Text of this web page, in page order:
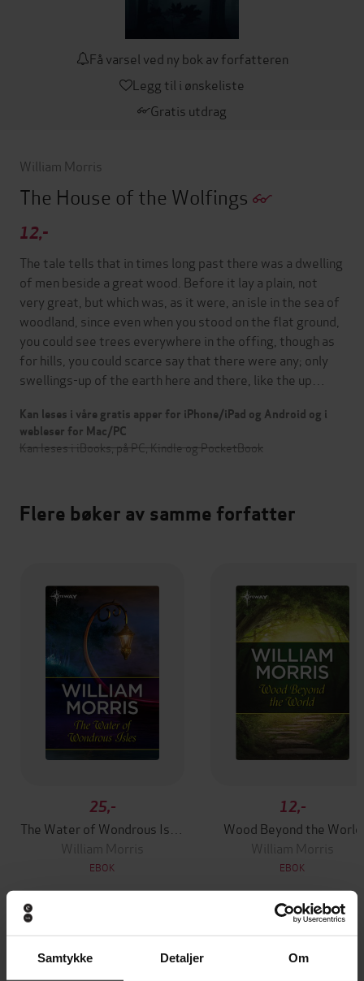
Samtykke Detaljer Om
Få varsel ved ny bok av forfatteren
Legg til i ønskeliste
Gratis utdrag
William Morris
The House of the Wolfings
12,-
The tale tells that in times long past there was a dwelling
of men beside a great wood. Before it lay a plain, not
very great, but which was, as it were, an isle in the sea of
woodland, since even when you stood on the flat ground,
you could see trees everywhere in the offing, though as
for hills, you could scarce say that there were any; only
swellings-up of the earth here and there, like the up…
Kan leses i våre gratis apper for iPhone/iPad og Android og i
webleser for Mac/PC
Kan leses i iBooks, på PC, Kindle og PocketBook
Flere bøker av samme forfatter
25,-
William Morris
EBOK
12,-
Wood Beyond the World
William Morris
EBOK
Andre har også kjøpt